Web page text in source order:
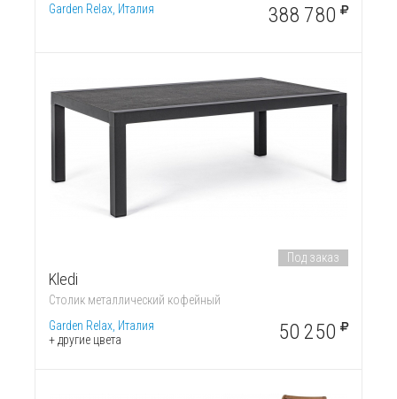
Garden Relax, Италия
388 780
Kledi
Столик металлический кофейный
Garden Relax, Италия
+ другие цвета
Под заказ
50 250